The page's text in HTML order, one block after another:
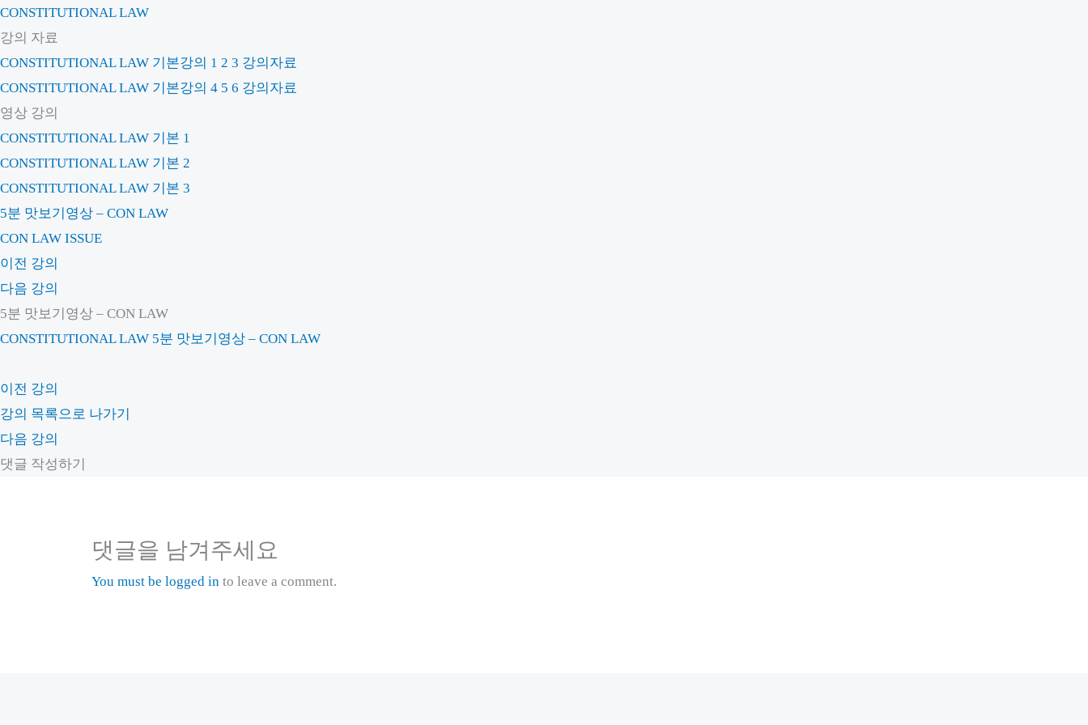
CONSTITUTIONAL LAW
강의 자료
CONSTITUTIONAL LAW 기본강의 1 2 3 강의자료
CONSTITUTIONAL LAW 기본강의 4 5 6 강의자료
영상 강의
CONSTITUTIONAL LAW 기본 1
CONSTITUTIONAL LAW 기본 2
CONSTITUTIONAL LAW 기본 3
5분 맛보기영상 – CON LAW
CON LAW ISSUE
이전 강의
다음 강의
5분 맛보기영상 – CON LAW
CONSTITUTIONAL LAW 5분 맛보기영상 – CON LAW
이전 강의
강의 목록으로 나가기
다음 강의
댓글 작성하기
댓글을 남겨주세요
You must be logged in to leave a comment.